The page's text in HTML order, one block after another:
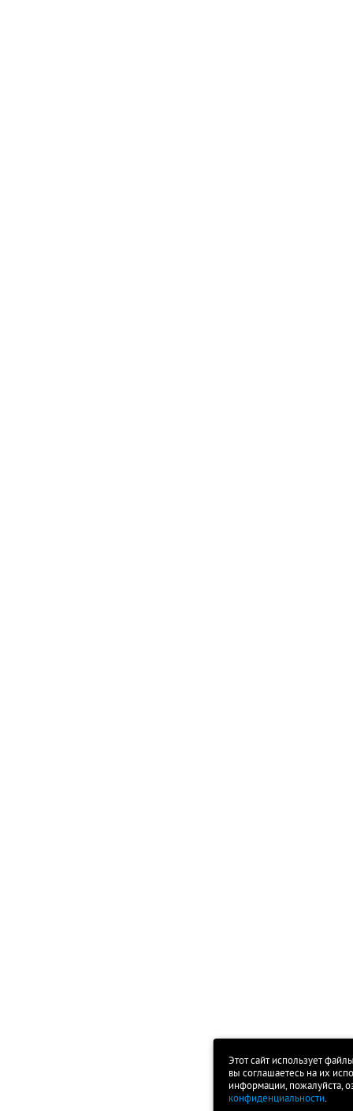
Этот сайт использует
вы соглашаетесь на их
информации, пожалуйста,
конфиденциальности.